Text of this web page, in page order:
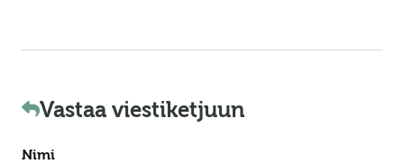
Vastaa viestiketjuun
Nimi